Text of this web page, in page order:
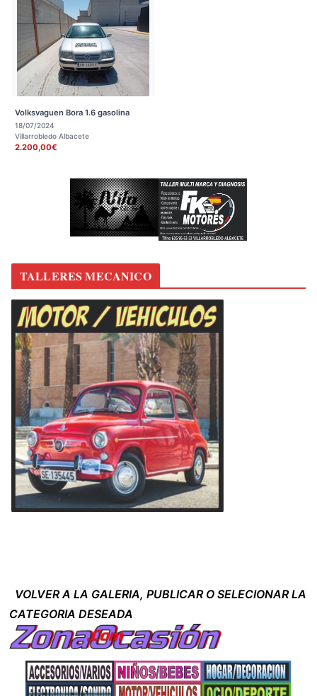
Volksvaguen Bora 1.6 gasolina
18/07/2024
Villarrobledo Albacete
2.200,00€
TALLERES MECANICO
VOLVER A LA GALERIA, PUBLICAR O SELECIONAR LA
CATEGORIA DESEADA